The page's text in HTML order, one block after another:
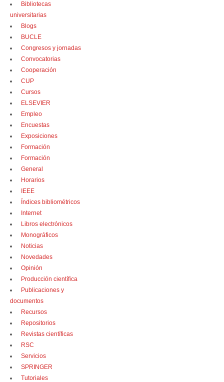
Bibliotecas
universitarias
Blogs
BUCLE
Congresos y jornadas
Convocatorias
Cooperación
CUP
Cursos
ELSEVIER
Empleo
Encuestas
Exposiciones
Formación
Formación
General
Horarios
IEEE
Índices bibliométricos
Internet
Libros electrónicos
Monográficos
Noticias
Novedades
Opinión
Producción científica
Publicaciones y
documentos
Recursos
Repositorios
Revistas científicas
RSC
Servicios
SPRINGER
Tutoriales